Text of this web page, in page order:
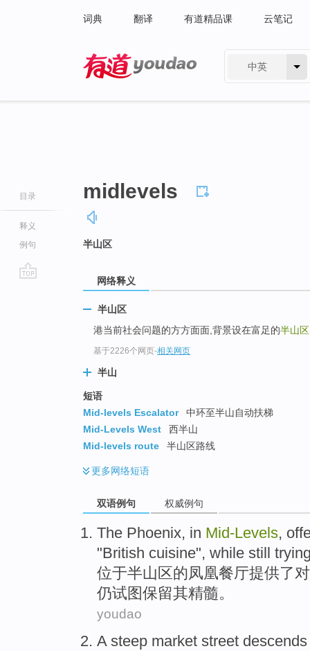
词典 翻译 有道精品课 云笔记
中英
目录
释义
例句
midlevels
半山区
网络释义
半山区
港当前社会问题的方方面面,背景设在富足的半山区
基于2226个网页-相关网页
半山
短语
Mid-levels Escalator
中环至半山自动扶梯
Mid-Levels West
西半山
Mid-levels route
半山区路线
更多网络短语
双语例句 权威例句
The Phoenix, in Mid-Levels,
"British cuisine", while still
位于半山区的 凤凰餐厅提供了
仍试图保留其精髓。
youdao
A steep market street